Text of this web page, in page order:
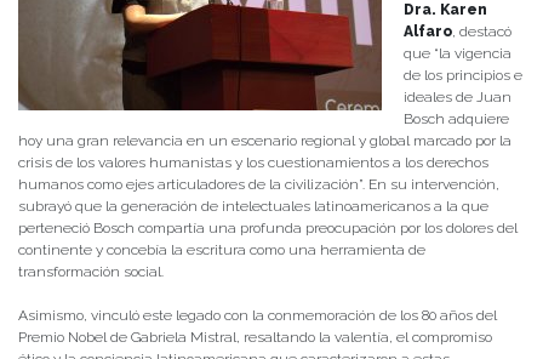
Dra. Karen
Alfaro, destacó
que “la vigencia
de los principios e
ideales de Juan
Bosch adquiere
hoy una gran relevancia en un escenario regional y global marcado por la
crisis de los valores humanistas y los cuestionamientos a los derechos
humanos como ejes articuladores de la civilización”. En su intervención,
subrayó que la generación de intelectuales latinoamericanos a la que
perteneció Bosch compartía una profunda preocupación por los dolores del
continente y concebía la escritura como una herramienta de
transformación social.
Asimismo, vinculó este legado con la conmemoración de los 80 años del
Premio Nobel de Gabriela Mistral, resaltando la valentía, el compromiso